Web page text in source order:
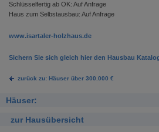
Schlüsselfertig ab OK: Auf Anfrage
Haus zum Selbstausbau: Auf Anfrage
www.isartaler-holzhaus.de
Sichern Sie sich gleich hier den Hausbau
zurück zu: Häuser über 300.000 €
Häuser:
zur Hausübersicht